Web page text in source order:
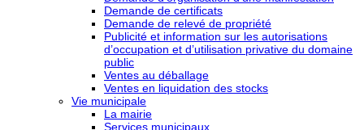
Demande de certificats
Demande de relevé de propriété
Publicité et information sur les autorisations
d’occupation et d’utilisation privative du domaine
public
Ventes au déballage
Ventes en liquidation des stocks
Vie municipale
La mairie
Services municipaux